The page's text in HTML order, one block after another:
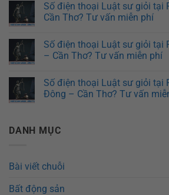
Số điện thoại Luật sư giỏi tại
Cần Thơ? Tư vấn miễn phí
Số điện thoại Luật sư giỏi tại
– Cần Thơ? Tư vấn miễn phí
Số điện thoại Luật sư giỏi tại
Đông – Cần Thơ? Tư vấn
DANH MỤC
Bài viết chuỗi
Bất động sản